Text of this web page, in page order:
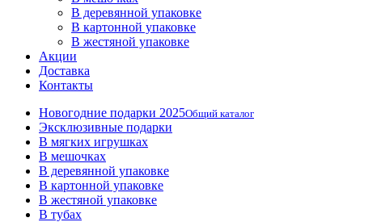
В деревянной упаковке
В картонной упаковке
В жестяной упаковке
Акции
Доставка
Контакты
Новогодние подарки 2025Общий каталог
Эксклюзивные подарки
В мягких игрушках
В мешочках
В деревянной упаковке
В картонной упаковке
В жестяной упаковке
В тубах